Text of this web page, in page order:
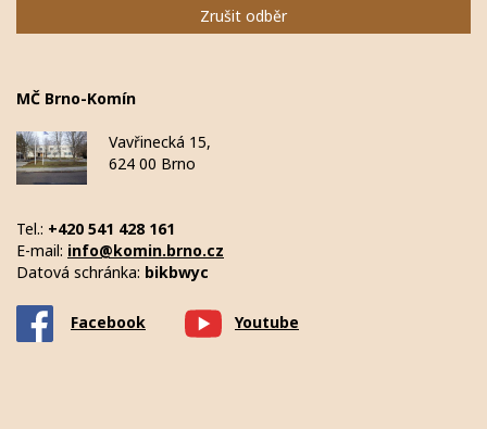
Zrušit odběr
MČ Brno-Komín
Vavřinecká 15,
624 00 Brno
Tel.: +420 541 428 161
E-mail: info@komin.brno.cz
Datová schránka: bikbwyc
Facebook Youtube